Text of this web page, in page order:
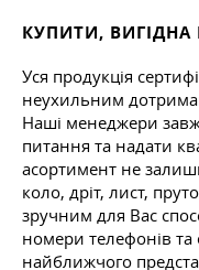
КУПИТИ,
Уся продукція
неухильним
Наші менеджери
питання та надати
асортимент не
коло, дріт, лист,
зручним для Вас
номери телефонів
найближчого